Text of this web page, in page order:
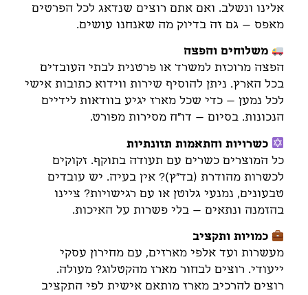
אלינו ונשלב. ואם אתם רוצים שנדאג לכל הפרטים
מאפס – גם זה בדיוק מה שאנחנו עושים.
משלוחים והפצה
הפצה מרוכזת למשרד או פרטנית לבתי העובדים
בכל הארץ. ניתן להוסיף שירות ווידוא כתובות אישי
לכל נמען – כדי שכל מארז יגיע בוודאות לידיים
הנכונות. בסיום – דו"ח מסירות מפורט.
כשרויות והתאמות תזונתיות
כל המוצרים כשרים עם תעודה בתוקף. זקוקים
לכשרות מהודרת (בד"ץ)? אין בעיה. יש עובדים
טבעונים, נמנעי גלוטן או עם רגישויות? ציינו
בהזמנה ונתאים – בלי פשרות על האיכות.
כמויות ותקציב
מעשרות ועד אלפי מארזים, עם מחירון עסקי
ייעודי. רוצים לבחור מארז מהקטלוג? מעולה.
רוצים להרכיב מארז מותאם אישית לפי התקציב